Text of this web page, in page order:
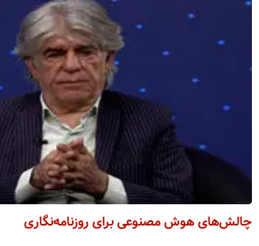
چالش‌های هوش مصنوعی برای روزنامه‌نگاری